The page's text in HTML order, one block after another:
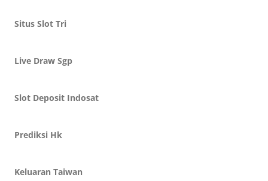
Situs Slot Tri
Live Draw Sgp
Slot Deposit Indosat
Prediksi Hk
Keluaran Taiwan